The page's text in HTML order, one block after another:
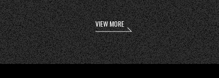
VIEW MORE